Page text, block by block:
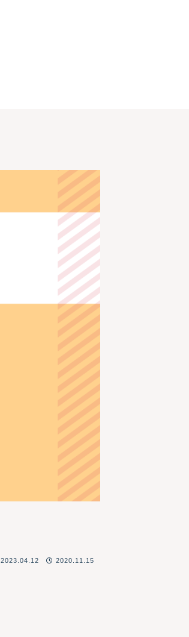
2023.04.12 2020.11.15